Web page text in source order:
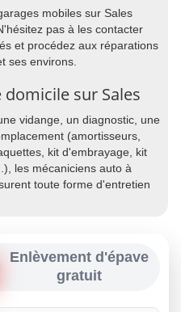
mobiles sur Sales
pas à les contacter
et procédez aux réparations
ses environs.
sur Sales
vidange, un diagnostic, une
(amortisseurs,
kit d'embrayage, kit
les mécaniciens auto à
toute forme d'entretien
Enlèvement d'épave
gratuit